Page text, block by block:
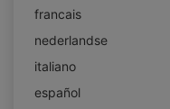
francais
nederlandse
italiano
español